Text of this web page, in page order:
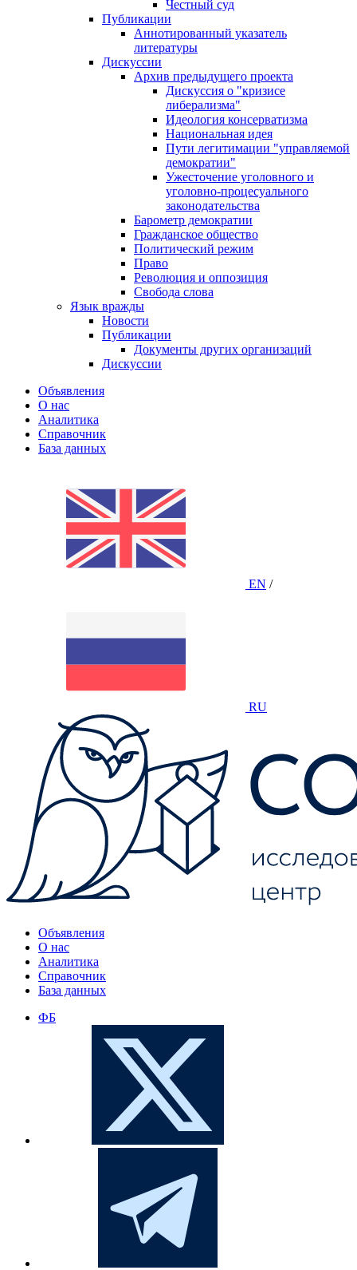
Честный суд
Публикации
Аннотированный указатель
литературы
Дискуссии
Архив предыдущего проекта
Дискуссия о "кризисе
либерализма"
Идеология консерватизма
Национальная идея
Пути легитимации "управляемой
демократии"
Ужесточение уголовного и
уголовно-процесуального
законодательства
Барометр демократии
Гражданское общество
Политический режим
Право
Революция и оппозиция
Свобода слова
Язык вражды
Новости
Публикации
Документы других организаций
Дискуссии
Объявления
О нас
Аналитика
Справочник
База данных
EN /
RU
Объявления
О нас
Аналитика
Справочник
База данных
ФБ